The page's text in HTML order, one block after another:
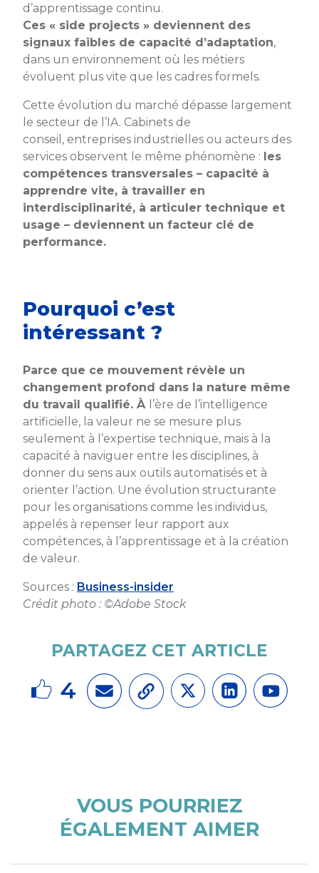
d’apprentissage continu.
Ces « side projects » deviennent des
signaux faibles de capacité d’adaptation,
dans un environnement où les métiers
évoluent plus vite que les cadres formels.
Cette évolution du marché dépasse largement
le secteur de l’IA. Cabinets de
conseil, entreprises industrielles ou acteurs des
services observent le même phénomène : les
compétences transversales – capacité à
apprendre vite, à travailler en
interdisciplinarité, à articuler technique et
usage – deviennent un facteur clé de
performance.
Pourquoi c’est
intéressant ?
Parce que ce mouvement révèle un
changement profond dans la nature même
du travail qualifié. À l’ère de l’intelligence
artificielle, la valeur ne se mesure plus
seulement à l’expertise technique, mais à la
capacité à naviguer entre les disciplines, à
donner du sens aux outils automatisés et à
orienter l’action. Une évolution structurante
pour les organisations comme les individus,
appelés à repenser leur rapport aux
compétences, à l’apprentissage et à la création
de valeur.
Sources : Business-insider
Crédit photo : ©Adobe Stock
PARTAGEZ CET ARTICLE
4
VOUS POURRIEZ
ÉGALEMENT AIMER